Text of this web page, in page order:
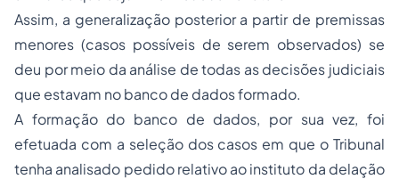
Assim, a generalização posterior a partir de premissas
menores (casos possíveis de serem observados) se
deu por meio da análise de todas as decisões judiciais
que estavam no banco de dados formado.
A formação do banco de dados, por sua vez, foi
efetuada com a seleção dos casos em que o Tribunal
tenha analisado pedido relativo ao instituto da delação